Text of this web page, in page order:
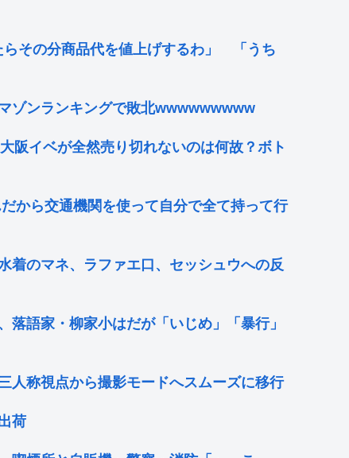
らその分商品代を値上げするわ」 「うち
ゾンランキングで敗北wwwwwwwww
阪イベが全然売り切れないのは何故？ボト
から交通機関を使って自分で全て持って行
着のマネ、ラファエ口、セッシュウへの反
落語家・柳家小はだが「いじめ」「暴行」
人称視点から撮影モードへスムーズに移行
荷